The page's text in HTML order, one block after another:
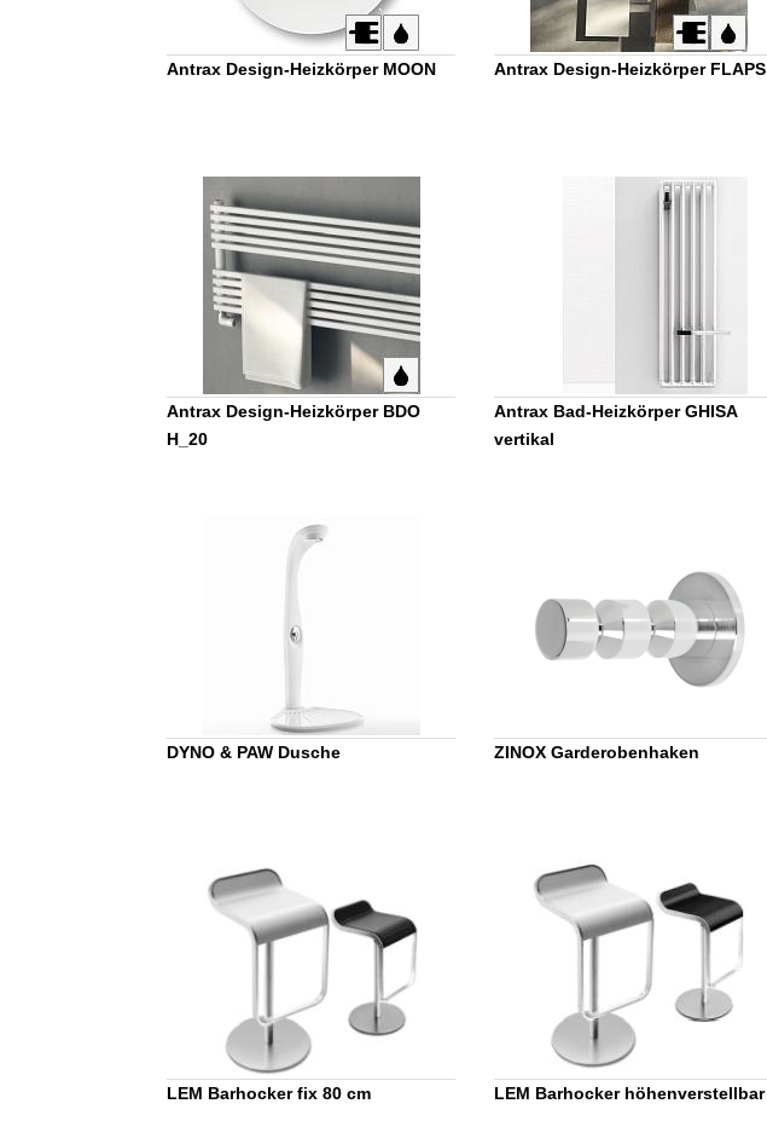
Antrax Design-Heizkörper MOON Antrax Design-Heizkörper FLAPS
Antrax Design-Heizkörper BDO
H_20
Antrax Bad-Heizkörper GHISA
vertikal
DYNO & PAW Dusche ZINOX Garderobenhaken
LEM Barhocker fix 80 cm LEM Barhocker höhenverstellbar